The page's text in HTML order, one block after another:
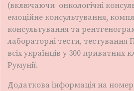
(включаючи онкологічні
емоційне консультування,
консультування та
лабораторні тести, тестування
всіх українців у 300 приватних
Румунії.
Додаткова інформація на